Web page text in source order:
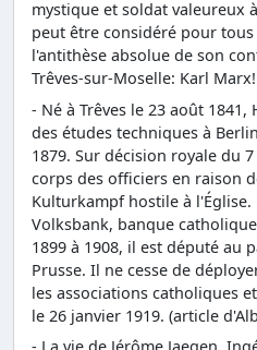
mystique et soldat valeureux
peut être considéré pour
l'antithèse absolue de son
Trêves-sur-Moselle: Karl Marx!
- Né à Trêves le 23 août
des études techniques à
1879. Sur décision royale du
corps des officiers en raison
Kulturkampf hostile à l'Église.
Volksbank, banque
1899 à 1908, il est député au
Prusse. Il ne cesse de
les associations catholiques
le 26 janvier 1919. (article